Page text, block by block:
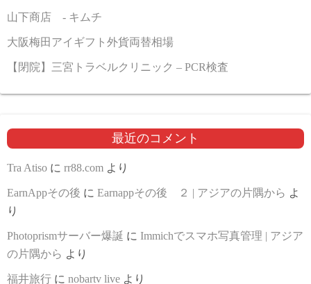
山下商店 - キムチ
大阪梅田アイギフト外貨両替相場
【閉院】三宮トラベルクリニック – PCR検査
最近のコメント
Tra Atiso に rr88.com より
EarnAppその後 に Earnappその後 ２ | アジアの片隅から よ
り
Photoprismサーバー爆誕 に Immichでスマホ写真管理 | アジア
の片隅から より
福井旅行 に nobartv live より